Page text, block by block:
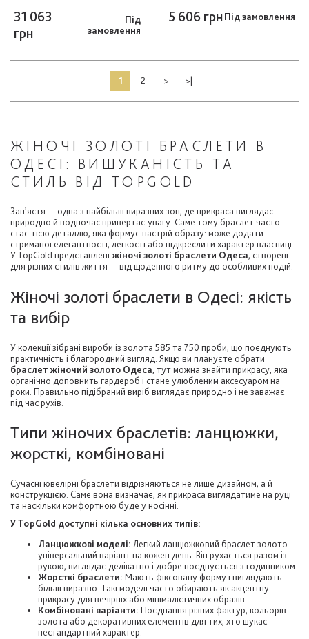
31 063
грн
Під
замовлення
5 606 грнПід замовлення
1 2 > >|
ЖІНОЧІ ЗОЛОТІ БРАСЛЕТИ В
ОДЕСІ: ВИШУКАНІСТЬ ТА
СТИЛЬ ВІД TOPGOLD
Зап’ястя — одна з найбільш виразних зон, де прикраса виглядає
природно й водночас привертає увагу. Саме тому браслет часто
стає тією деталлю, яка формує настрій образу: може додати
стриманої елегантності, легкості або підкреслити характер власниці.
У TopGold представлені жіночі золоті браслети Одеса, створені
для різних стилів життя — від щоденного ритму до особливих подій.
Жіночі золоті браслети в Одесі: якість
та вибір
У колекції зібрані вироби із золота 585 та 750 проби, що поєднують
практичність і благородний вигляд. Якщо ви плануєте обрати
браслет жіночий золото Одеса, тут можна знайти прикрасу, яка
органічно доповнить гардероб і стане улюбленим аксесуаром на
роки. Правильно підібраний виріб виглядає природно і не заважає
під час рухів.
Типи жіночих браслетів: ланцюжки,
жорсткі, комбіновані
Сучасні ювелірні браслети відрізняються не лише дизайном, а й
конструкцією. Саме вона визначає, як прикраса виглядатиме на руці
та наскільки комфортною буде у носінні.
У TopGold доступні кілька основних типів:
Ланцюжкові моделі: Легкий ланцюжковий браслет золото —
універсальний варіант на кожен день. Він рухається разом із
рукою, виглядає делікатно і добре поєднується з годинником.
Жорсткі браслети: Мають фіксовану форму і виглядають
більш виразно. Такі моделі часто обирають як акцентну
прикрасу для вечірніх або мінімалістичних образів.
Комбіновані варіанти: Поєднання різних фактур, кольорів
золота або декоративних елементів для тих, хто шукає
нестандартний характер.